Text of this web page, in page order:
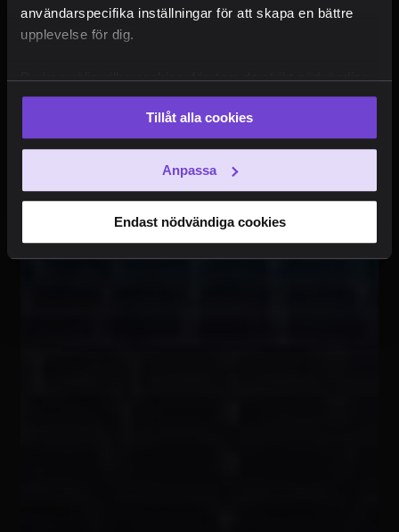
användarspecifika inställningar för att skapa en bättre
upplevelse för dig.
Du kan välja vilka cookies, förutom de strikt nödvändiga,
som du vill acceptera. Du kan också när som helst ändra
ditt val eller återkalla ditt samtycke genom att klicka på
den runda symbolen i skärmens nederkant.
Tillåt alla cookies
Anpassa
Endast nödvändiga cookies